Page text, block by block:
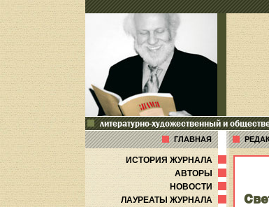
литературно-художественный и
ГЛАВНАЯ
ИСТОРИЯ ЖУРНАЛА
АВТОРЫ
НОВОСТИ
ЛАУРЕАТЫ ЖУРНАЛА